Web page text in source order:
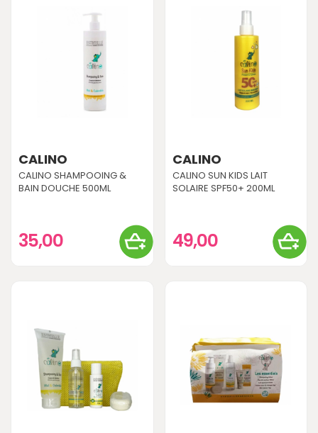
CALINO
CALINO SHAMPOOING &
BAIN DOUCHE 500ML
35,00
CALINO
CALINO SUN KIDS LAIT
SOLAIRE SPF50+ 200ML
49,00